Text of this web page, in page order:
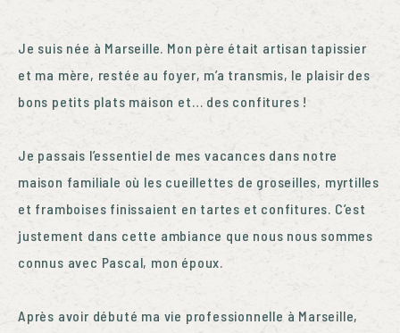
Je suis née à Marseille. Mon père était artisan tapissier
et ma mère, restée au foyer, m’a transmis, le plaisir des
bons petits plats maison et… des confitures !
Je passais l’essentiel de mes vacances dans notre
maison familiale où les cueillettes de groseilles, myrtilles
et framboises finissaient en tartes et confitures. C’est
justement dans cette ambiance que nous nous sommes
connus avec Pascal, mon époux.
Après avoir débuté ma vie professionnelle à Marseille,